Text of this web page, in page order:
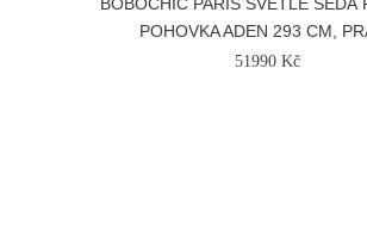
POHOVKA ADEN 293 CM,
51990 Kč